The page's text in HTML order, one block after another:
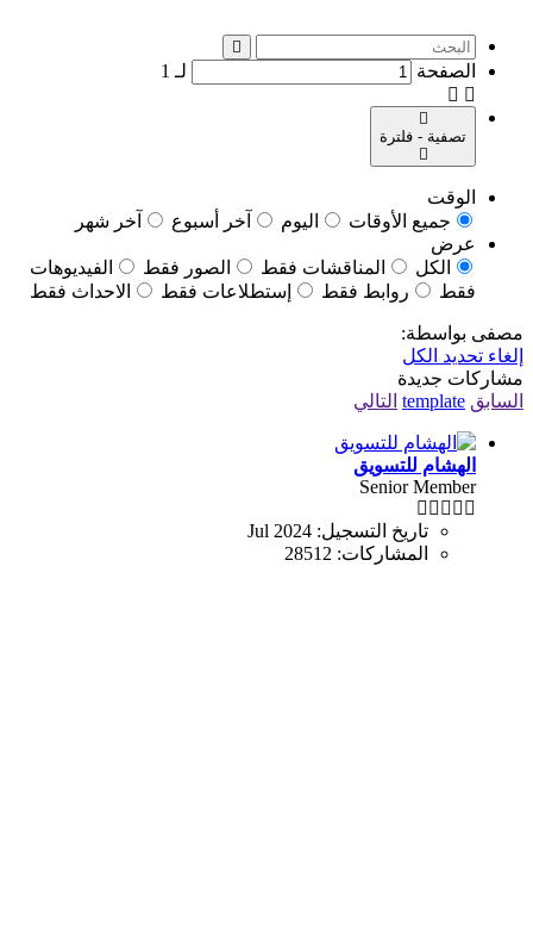
الصفحة لـ 1
تصفية - فلترة
الوقت
جميع الأوقات
اليوم آخر أسبوع
آخر شهر
عرض
الكل
المناقشات فقط الصور فقط
الفيديوهات
فقط
روابط فقط إستطلاعات فقط الاحداث فقط
مصفى بواسطة:
إلغاء تحديد الكل
مشاركات جديدة
السابق template التالي
الهشام للتسويق
Senior Member
تاريخ التسجيل: Jul 2024
المشاركات: 28512